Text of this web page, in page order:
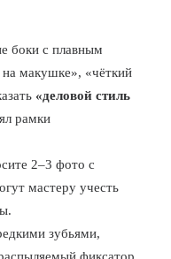
боки с плавным
макушке», «чёткий
«деловой стиль
рамки
2–3 фото с
мастеру учесть
зубьями,